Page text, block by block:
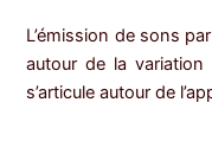
L’émission de sons
autour de la
s’articule autour de